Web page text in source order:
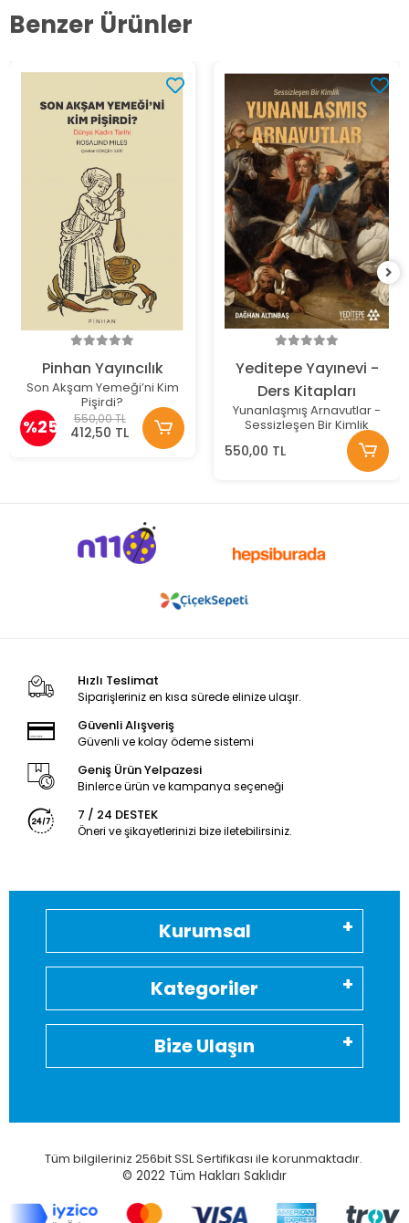
Benzer Ürünler
Pinhan Yayıncılık
Son Akşam Yemeği’ni Kim
Pişirdi?
%25 550,00 TL
412,50 TL
Yeditepe Yayınevi -
Ders Kitapları
Yunanlaşmış Arnavutlar -
Sessizleşen Bir Kimlik
550,00 TL
Hızlı Teslimat
Siparişleriniz en kısa sürede elinize ulaşır.
Güvenli Alışveriş
Güvenli ve kolay ödeme sistemi
Geniş Ürün Yelpazesi
Binlerce ürün ve kampanya seçeneği
7 / 24 DESTEK
Öneri ve şikayetlerinizi bize iletebilirsiniz.
Kurumsal
Kategoriler
Bize Ulaşın
Tüm bilgileriniz 256bit SSL Sertifikası ile korunmaktadır.
© 2022 Tüm Hakları Saklıdır